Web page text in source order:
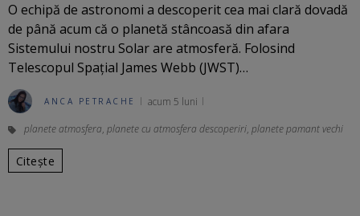
O echipă de astronomi a descoperit cea mai clară dovadă
de până acum că o planetă stâncoasă din afara
Sistemului nostru Solar are atmosferă. Folosind
Telescopul Spațial James Webb (JWST)…
ANCA PETRACHE acum 5 luni
planete atmosfera, planete cu atmosfera descoperiri, planete pamant vechi
Citește